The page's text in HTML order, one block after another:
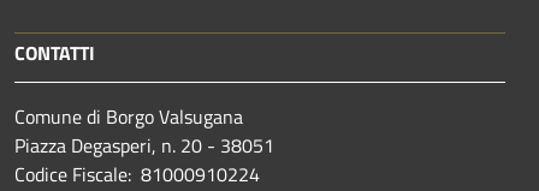
CONTATTI
Comune di Borgo Valsugana
Piazza Degasperi, n. 20 - 38051
Codice Fiscale: 81000910224